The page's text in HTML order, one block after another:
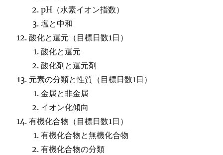
pH（水素イオン指数）
塩と中和
酸化と還元（目標日数1日）
酸化と還元
酸化剤と還元剤
元素の分類と性質（目標日数1日）
金属と非金属
イオン化傾向
有機化合物（目標日数1日）
有機化合物と無機化合物
有機化合物の分類